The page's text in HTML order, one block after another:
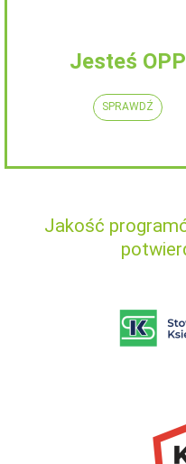
Jesteś OPP
SPRAWDŹ
Jakość